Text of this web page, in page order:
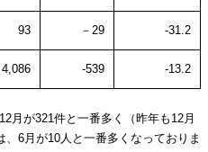
93 －29 -31.2
4,086 -539 -13.2
月が321件と一番多く（昨年も12月
6月が10人と一番多くなっておりま